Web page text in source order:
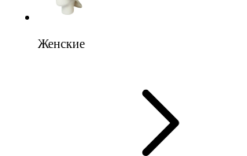
Женские